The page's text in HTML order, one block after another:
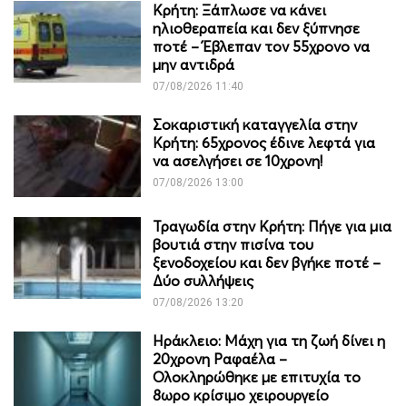
Κρήτη: Ξάπλωσε να κάνει
ηλιοθεραπεία και δεν ξύπνησε
ποτέ – Έβλεπαν τον 55χρονο να
μην αντιδρά
07/08/2026 11:40
Σοκαριστική καταγγελία στην
Κρήτη: 65χρονος έδινε λεφτά για
να ασελγήσει σε 10χρονη!
07/08/2026 13:00
Τραγωδία στην Κρήτη: Πήγε για μια
βουτιά στην πισίνα του
ξενοδοχείου και δεν βγήκε ποτέ –
Δύο συλλήψεις
07/08/2026 13:20
Ηράκλειο: Μάχη για τη ζωή δίνει η
20χρονη Ραφαέλα –
Ολοκληρώθηκε με επιτυχία το
8ωρο κρίσιμο χειρουργείο